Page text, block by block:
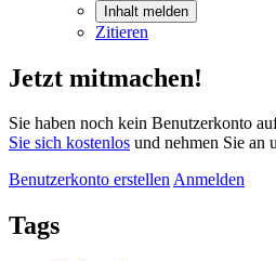
Inhalt melden
Zitieren
Jetzt mitmachen!
Sie haben noch kein Benutzerkonto
Sie sich kostenlos und nehmen Sie an
Benutzerkonto erstellenAnmelden
Tags